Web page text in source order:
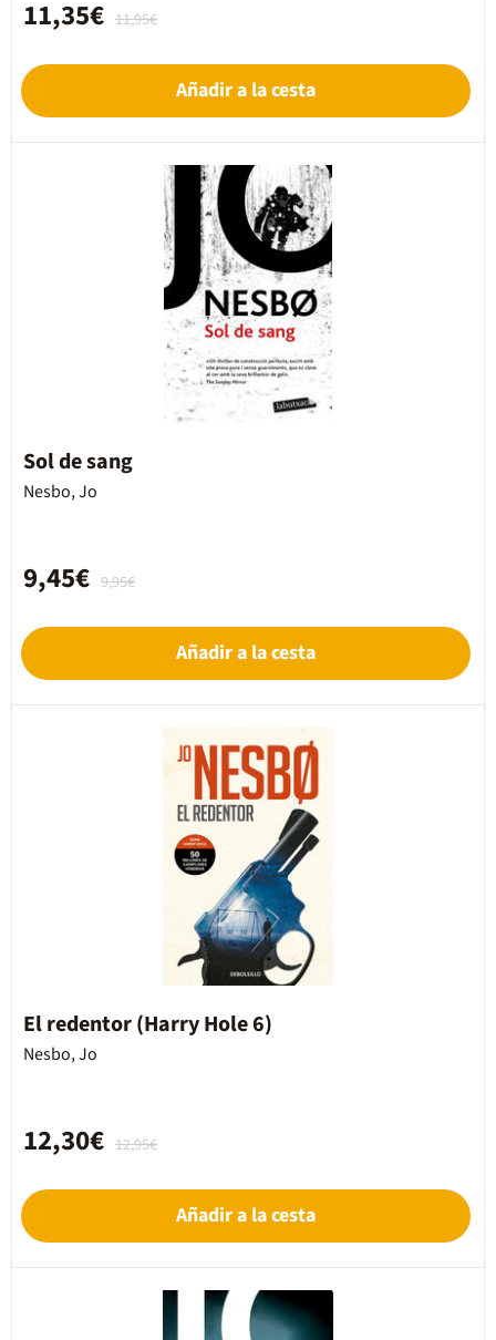
11,95€
11,35€
Añadir a la cesta
Sol de sang
Nesbo, Jo
9,95€
9,45€
Añadir a la cesta
El redentor (Harry Hole 6)
Nesbo, Jo
12,95€
12,30€
Añadir a la cesta